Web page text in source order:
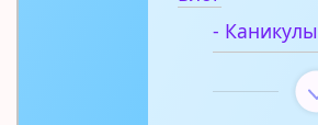
- Каникулы